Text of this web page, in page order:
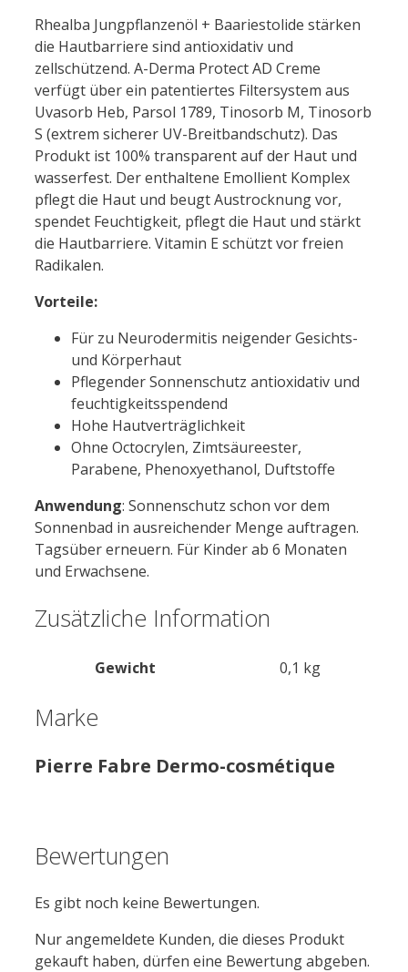
Rhealba Jungpflanzenöl + Baariestolide stärken
die Hautbarriere sind antioxidativ und
zellschützend. A-Derma Protect AD Creme
verfügt über ein patentiertes Filtersystem aus
Uvasorb Heb, Parsol 1789, Tinosorb M, Tinosorb
S (extrem sicherer UV-Breitbandschutz). Das
Produkt ist 100% transparent auf der Haut und
wasserfest. Der enthaltene Emollient Komplex
pflegt die Haut und beugt Austrocknung vor,
spendet Feuchtigkeit, pflegt die Haut und stärkt
die Hautbarriere. Vitamin E schützt vor freien
Radikalen.
Vorteile:
Für zu Neurodermitis neigender Gesichts-
und Körperhaut
Pflegender Sonnenschutz antioxidativ und
feuchtigkeitsspendend
Hohe Hautverträglichkeit
Ohne Octocrylen, Zimtsäureester,
Parabene, Phenoxyethanol, Duftstoffe
Anwendung: Sonnenschutz schon vor dem
Sonnenbad in ausreichender Menge auftragen.
Tagsüber erneuern. Für Kinder ab 6 Monaten
und Erwachsene.
Zusätzliche Information
Gewicht 0,1 kg
Marke
Pierre Fabre Dermo-cosmétique
Bewertungen
Es gibt noch keine Bewertungen.
Nur angemeldete Kunden, die dieses Produkt
gekauft haben, dürfen eine Bewertung abgeben.